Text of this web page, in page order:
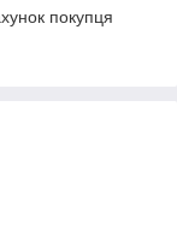
покупця